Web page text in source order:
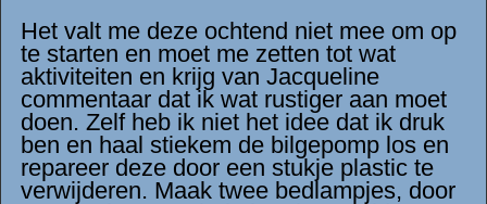
Het valt me deze ochtend niet mee om op
te starten en moet me zetten tot wat
aktiviteiten en krijg van Jacqueline
commentaar dat ik wat rustiger aan moet
doen. Zelf heb ik niet het idee dat ik druk
ben en haal stiekem de bilgepomp los en
repareer deze door een stukje plastic te
verwijderen. Maak twee bedlampjes, door